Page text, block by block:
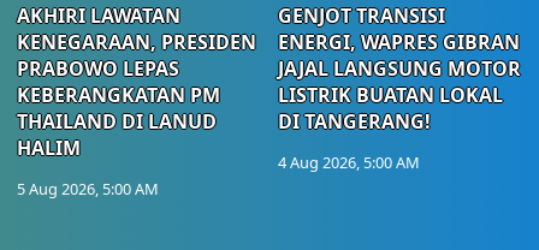
AKHIRI LAWATAN
KENEGARAAN, PRESIDEN
PRABOWO LEPAS
KEBERANGKATAN PM
THAILAND DI LANUD
HALIM
5 Aug 2026, 5:00 AM
GENJOT TRANSISI
ENERGI, WAPRES GIBRAN
JAJAL LANGSUNG MOTOR
LISTRIK BUATAN LOKAL
DI TANGERANG!
4 Aug 2026, 5:00 AM